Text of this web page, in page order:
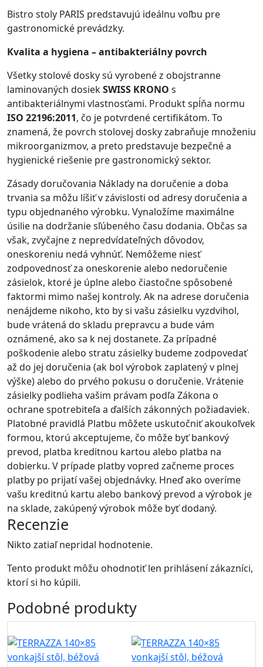
Bistro stoly PARIS predstavujú ideálnu voľbu pre
gastronomické prevádzky.
Kvalita a hygiena – antibakteriálny povrch
Všetky stolové dosky sú vyrobené z obojstranne
laminovaných dosiekSWISS KRONO s
antibakteriálnymi vlastnosťami. Produkt spĺňa normu
ISO 22196:2011, čo je potvrdené certifikátom. To
znamená, že povrch stolovej dosky zabraňuje množeniu
mikroorganizmov, a preto predstavuje bezpečné a
hygienické riešenie pre gastronomický sektor.
Zásady doručovania Náklady na doručenie a doba
trvania sa môžu líšiť v závislosti od adresy doručenia a
typu objednaného výrobku. Vynaložíme maximálne
úsilie na dodržanie sľúbeného času dodania. Občas sa
však, zvyčajne z nepredvídateľných dôvodov,
oneskoreniu nedá vyhnúť. Nemôžeme niesť
zodpovednosť za oneskorenie alebo nedoručenie
zásielok, ktoré je úplne alebo čiastočne spôsobené
faktormi mimo našej kontroly. Ak na adrese doručenia
nenájdeme nikoho, kto by si vašu zásielku vyzdvihol,
bude vrátená do skladu prepravcu a bude vám
oznámené, ako sa k nej dostanete. Za prípadné
poškodenie alebo stratu zásielky budeme zodpovedať
až do jej doručenia (ak bol výrobok zaplatený v plnej
výške) alebo do prvého pokusu o doručenie. Vrátenie
zásielky podlieha vašim právam podľa Zákona o
ochrane spotrebiteľa a ďalších zákonných požiadaviek.
Platobné pravidlá Platbu môžete uskutočniť akoukoľvek
formou, ktorú akceptujeme, čo môže byť bankový
prevod, platba kreditnou kartou alebo platba na
dobierku. V prípade platby vopred začneme proces
platby po prijatí vašej objednávky. Hneď ako overíme
vašu kreditnú kartu alebo bankový prevod a výrobok je
na sklade, zakúpený výrobok môže byť dodaný.
Recenzie
Nikto zatiaľ nepridal hodnotenie.
Tento produkt môžu ohodnotiť len prihlásení zákazníci,
ktorí si ho kúpili.
Podobné produkty